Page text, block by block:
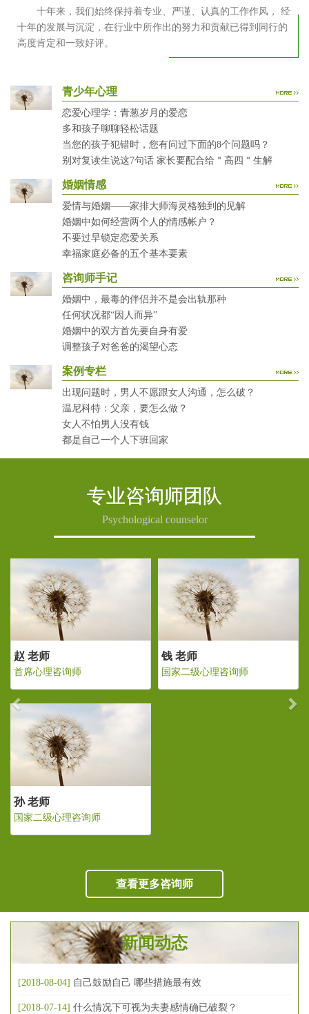
十年来，我们始终保持着专业、严谨、认真的工作作风， 经
十年的发展与沉淀，在行业中所作出的努力和贡献已得到同行的
高度肯定和一致好评。
青少年心理
恋爱心理学：青葱岁月的爱恋
多和孩子聊聊轻松话题
当您的孩子犯错时，您有问过下面的8个问题吗？
别对复读生说这7句话 家长要配合给＂高四＂生解
婚姻情感
爱情与婚姻——家排大师海灵格独到的见解
婚姻中如何经营两个人的情感帐户？
不要过早锁定恋爱关系
幸福家庭必备的五个基本要素
咨询师手记
婚姻中，最毒的伴侣并不是会出轨那种
任何状况都“因人而异”
婚姻中的双方首先要自身有爱
调整孩子对爸爸的渴望心态
案例专栏
出现问题时，男人不愿跟女人沟通，怎么破？
温尼科特：父亲，要怎么做？
女人不怕男人没有钱
都是自己一个人下班回家
专业咨询师团队
Psychological counselor
老师
二级心理咨询师
赵 老师
首席心理咨询师
Previous
查看更多咨询师
新闻动态
[2018-08-04] 自己鼓励自己 哪些措施最有效
[2018-07-14] 什么情况下可视为夫妻感情确已破裂？